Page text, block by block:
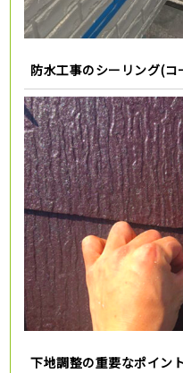
防水工事のシーリング(
下地調整の重要なポイ